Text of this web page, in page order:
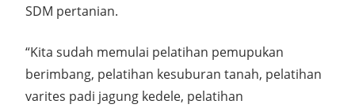
SDM pertanian.
“Kita sudah memulai pelatihan pemupukan
berimbang, pelatihan kesuburan tanah, pelatihan
varites padi jagung kedele, pelatihan